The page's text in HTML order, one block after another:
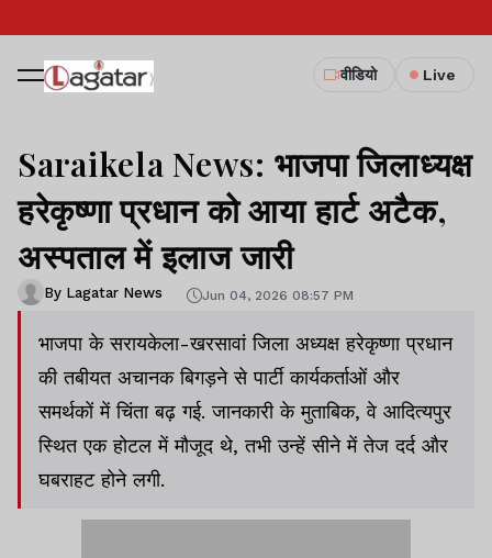
वीडियो Live
Saraikela News: भाजपा जिलाध्यक्ष
हरेकृष्णा प्रधान को आया हार्ट अटैक,
अस्पताल में इलाज जारी
By Lagatar News Jun 04, 2026 08:57 PM
भाजपा के सरायकेला-खरसावां जिला अध्यक्ष हरेकृष्णा प्रधान
की तबीयत अचानक बिगड़ने से पार्टी कार्यकर्ताओं और
समर्थकों में चिंता बढ़ गई. जानकारी के मुताबिक, वे आदित्यपुर
स्थित एक होटल में मौजूद थे, तभी उन्हें सीने में तेज दर्द और
घबराहट होने लगी.